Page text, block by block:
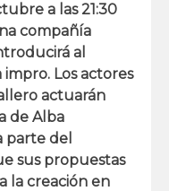
a las 21:30
compañía
al
Los actores
actuarán
de Alba
parte del
sus propuestas
la creación en